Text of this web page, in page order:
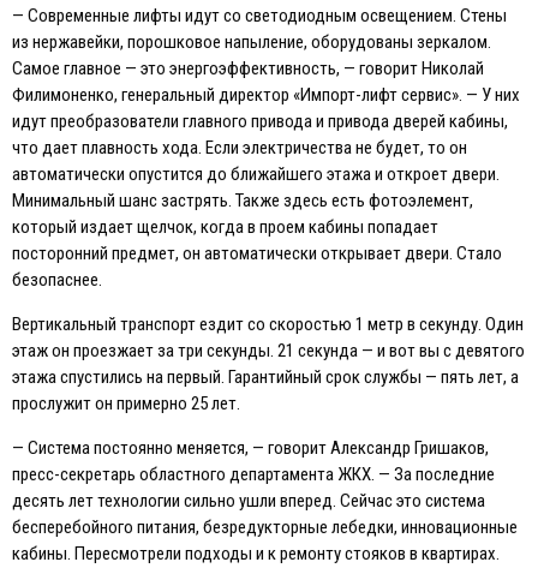
— Современные лифты идут со светодиодным освещением. Стены
из нержавейки, порошковое напыление, оборудованы зеркалом.
Самое главное — это энергоэффективность, — говорит Николай
Филимоненко, генеральный директор «Импорт-лифт сервис». — У них
идут преобразователи главного привода и привода дверей кабины,
что дает плавность хода. Eсли электричества не будет, то он
автоматически опустится до ближайшего этажа и откроет двери.
Минимальный шанс застрять. Также здесь есть фотоэлемент,
который издает щелчок, когда в проем кабины попадает
посторонний предмет, он автоматически открывает двери. Стало
безопаснее.
Вертикальный транспорт ездит со скоростью 1 метр в секунду. Один
этаж он проезжает за три секунды. 21 секунда — и вот вы с девятого
этажа спустились на первый. Гарантийный срок службы — пять лет, а
прослужит он примерно 25 лет.
— Система постоянно меняется, — говорит Александр Гришаков,
пресс-секретарь областного департамента ЖКХ. — За последние
десять лет технологии сильно ушли вперед. Сейчас это система
бесперебойного питания, безредукторные лебедки, инновационные
кабины. Пересмотрели подходы и к ремонту стояков в квартирах.